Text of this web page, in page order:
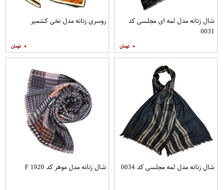
شال زنانه مدل لمه ای مجلسی کد
0031
۰
روسری زنانه مدل نخی کشمیر
۰
شال زنانه مدل لمه مجلسی کد 0034 شال زنانه مدل موهر کد F 1920